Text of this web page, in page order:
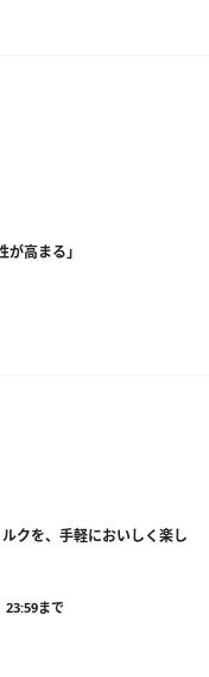
高まる」
クを、手軽においしく楽し
23:59まで